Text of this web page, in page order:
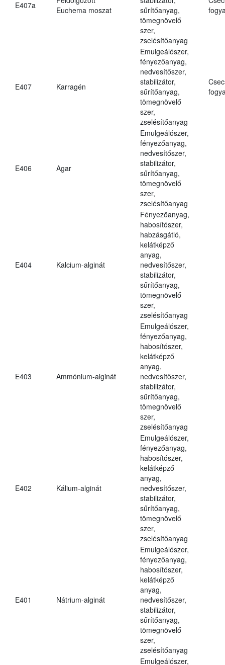
E407a
Euchema moszat
sűrítőanyag,
tömegnövelő
szer,
zselésítőanyag
E407 Karragén
Emulgeálószer,
fényezőanyag,
nedvesítőszer,
stabilizátor,
sűrítőanyag,
tömegnövelő
szer,
zselésítőanyag
E406 Agar
Emulgeálószer,
fényezőanyag,
nedvesítőszer,
stabilizátor,
sűrítőanyag,
tömegnövelő
szer,
zselésítőanyag
E404 Kalcium-alginát
Fényezőanyag,
habosítószer,
habzásgátló,
kelátképző
anyag,
nedvesítőszer,
stabilizátor,
sűrítőanyag,
tömegnövelő
szer,
zselésítőanyag
E403 Ammónium-alginát
Emulgeálószer,
fényezőanyag,
habosítószer,
kelátképző
anyag,
nedvesítőszer,
stabilizátor,
sűrítőanyag,
tömegnövelő
szer,
zselésítőanyag
E402 Kálium-alginát
Emulgeálószer,
fényezőanyag,
habosítószer,
kelátképző
anyag,
nedvesítőszer,
stabilizátor,
sűrítőanyag,
tömegnövelő
szer,
zselésítőanyag
E401 Nátrium-alginát
Emulgeálószer,
fényezőanyag,
habosítószer,
kelátképző
anyag,
nedvesítőszer,
stabilizátor,
sűrítőanyag,
tömegnövelő
szer,
zselésítőanyag
Emulgeálószer,